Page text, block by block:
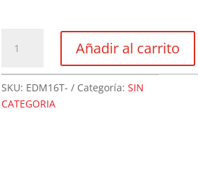
$56.600
Aluminio
cantidad
Añadir al carrito
SKU: EDM16T- Categoría: SIN
CATEGORIA